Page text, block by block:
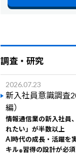
調査・研究
2026.07.23
新入社員意識調査
編）
情報通信業の新入社員
れたい」が半数以上
AI時代の成長・活躍を
キル®習得の設計が必須